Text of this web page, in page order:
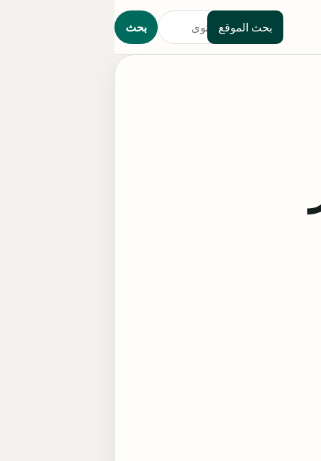
بحث الموقع بحث